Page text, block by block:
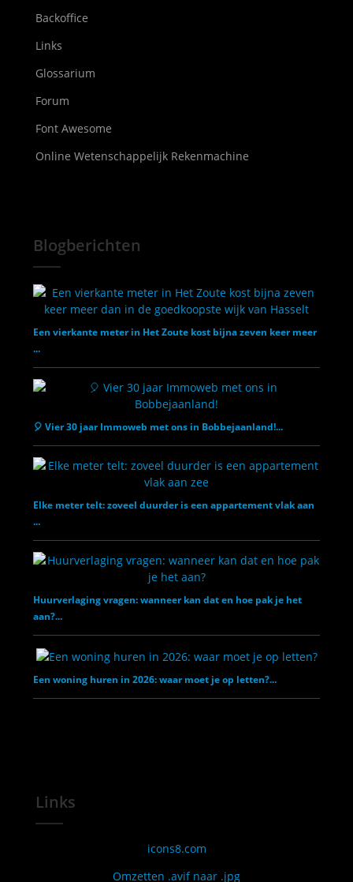
Backoffice
Links
Glossarium
Forum
Font Awesome
Online Wetenschappelijk Rekenmachine
Blogberichten
Een vierkante meter in Het Zoute kost bijna zeven keer meer
...
🎈 Vier 30 jaar Immoweb met ons in Bobbejaanland!...
Elke meter telt: zoveel duurder is een appartement vlak aan
...
Huurverlaging vragen: wanneer kan dat en hoe pak je het
aan?...
Een woning huren in 2026: waar moet je op letten?...
Links
icons8.com
Omzetten .avif naar .jpg